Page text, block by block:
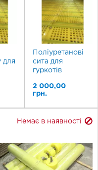
для
Поліуретанові
сита для
гуркотів
2 000,00
грн.
Немає в наявності